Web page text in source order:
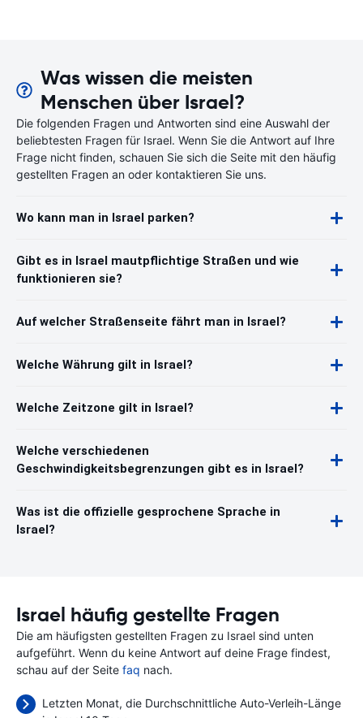
Was wissen die meisten
Menschen über Israel?
Die folgenden Fragen und Antworten sind eine Auswahl der
beliebtesten Fragen für Israel. Wenn Sie die Antwort auf Ihre
Frage nicht finden, schauen Sie sich die Seite mit den häufig
gestellten Fragen an oder kontaktieren Sie uns.
Wo kann man in Israel parken?
Gibt es in Israel mautpflichtige Straßen und wie
funktionieren sie?
Auf welcher Straßenseite fährt man in Israel?
Welche Währung gilt in Israel?
Welche Zeitzone gilt in Israel?
Welche verschiedenen
Geschwindigkeitsbegrenzungen gibt es in Israel?
Was ist die offizielle gesprochene Sprache in
Israel?
Israel häufig gestellte Fragen
Die am häufigsten gestellten Fragen zu Israel sind unten
aufgeführt. Wenn du keine Antwort auf deine Frage findest,
schau auf der Seite faq nach.
Letzten Monat, die Durchschnittliche Auto-Verleih-Länge